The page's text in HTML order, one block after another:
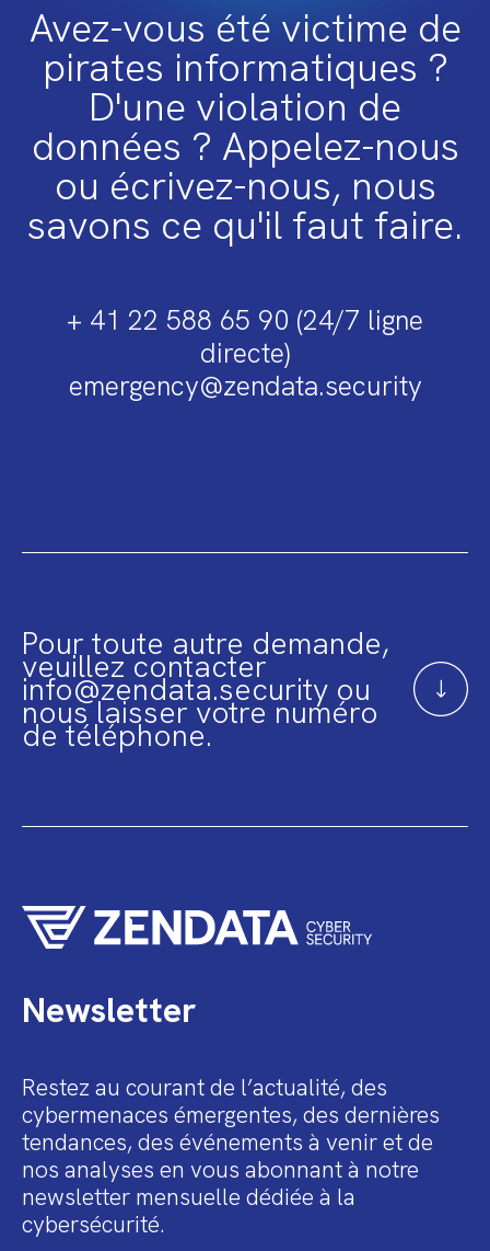
Avez-vous été victime de
pirates informatiques ?
D'une violation de
données ? Appelez-nous
ou écrivez-nous, nous
savons ce qu'il faut faire.
+ 41 22 588 65 90 (24/7 ligne
directe)
emergency@zendata.security
Pour toute autre demande,
veuillez contacter
info@zendata.security ou
nous laisser votre numéro
de téléphone.
Newsletter
Restez au courant de l’actualité, des
cybermenaces émergentes, des dernières
tendances, des événements à venir et de
nos analyses en vous abonnant à notre
newsletter mensuelle dédiée à la
cybersécurité.